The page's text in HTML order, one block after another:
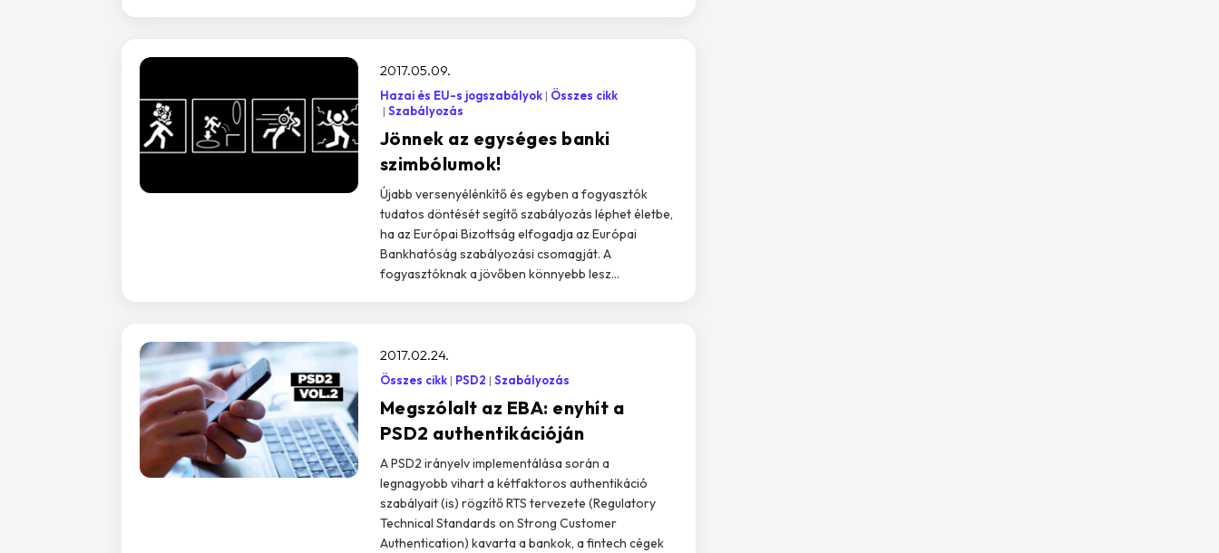
Jönnek az egységes banki
szimbólumok!
2017.05.09.
Hazai és EU-s jogszabályok
Összes cikk
Szabályozás
Újabb versenyélénkítő és egyben a fogyasztók
tudatos döntését segítő szabályozás léphet életbe,
ha az Európai Bizottság elfogadja az Európai
Bankhatóság szabályozási csomagját. A
fogyasztóknak a jövőben könnyebb lesz...
Megszólalt az EBA: enyhít a
PSD2 authentikációján
2017.02.24.
Összes cikk PSD2 Szabályozás
A PSD2 irányelv implementálása során a
legnagyobb vihart a kétfaktoros authentikáció
szabályait (is) rögzítő RTS tervezete (Regulatory
Technical Standards on Strong Customer
Authentication) kavarta a bankok, a fintech cégek